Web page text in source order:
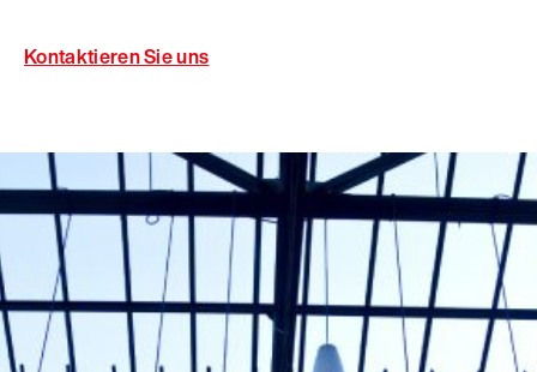
Kontaktieren Sie uns